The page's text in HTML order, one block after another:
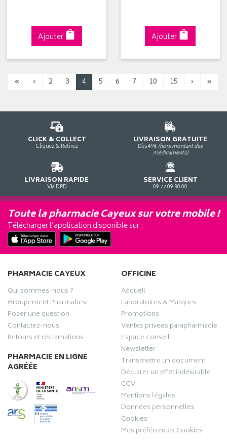
Ajouter Ajouter
« ‹ 2 3 4 5 6 7 10 15 › »
CLICK & COLLECT
Cliquez & Retirez
LIVRAISON GRATUITE
Dès 49€ (hors montant des
médicaments)
LIVRAISON RAPIDE
Via DPD
SERVICE CLIENT
09 72 09 30 00
Toute la pharmacie Cayeux sur votre mobile !
Télécharger l’application disponible sur :
PHARMACIE CAYEUX
Qui sommes-nous ?
Groupement Pharmabest
Poser une question
Contactez-nous
Retours et réclamations
PHARMACIE EN LIGNE
AGRÉÉE
OFFICINE
Accueil
Laboratoires & Marques
Promotions
Ventes privées parapharmacie
Espace conseil
Newsletter
Transmettre un document
Déclarer un effet indésirable
CGV
Mentions légales
Données personnelles
Cookies
Mes préférences Cookies